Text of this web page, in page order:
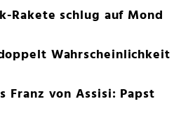
Rakete schlug auf Mond
Wahrscheinlichkeit
Franz von Assisi: Papst